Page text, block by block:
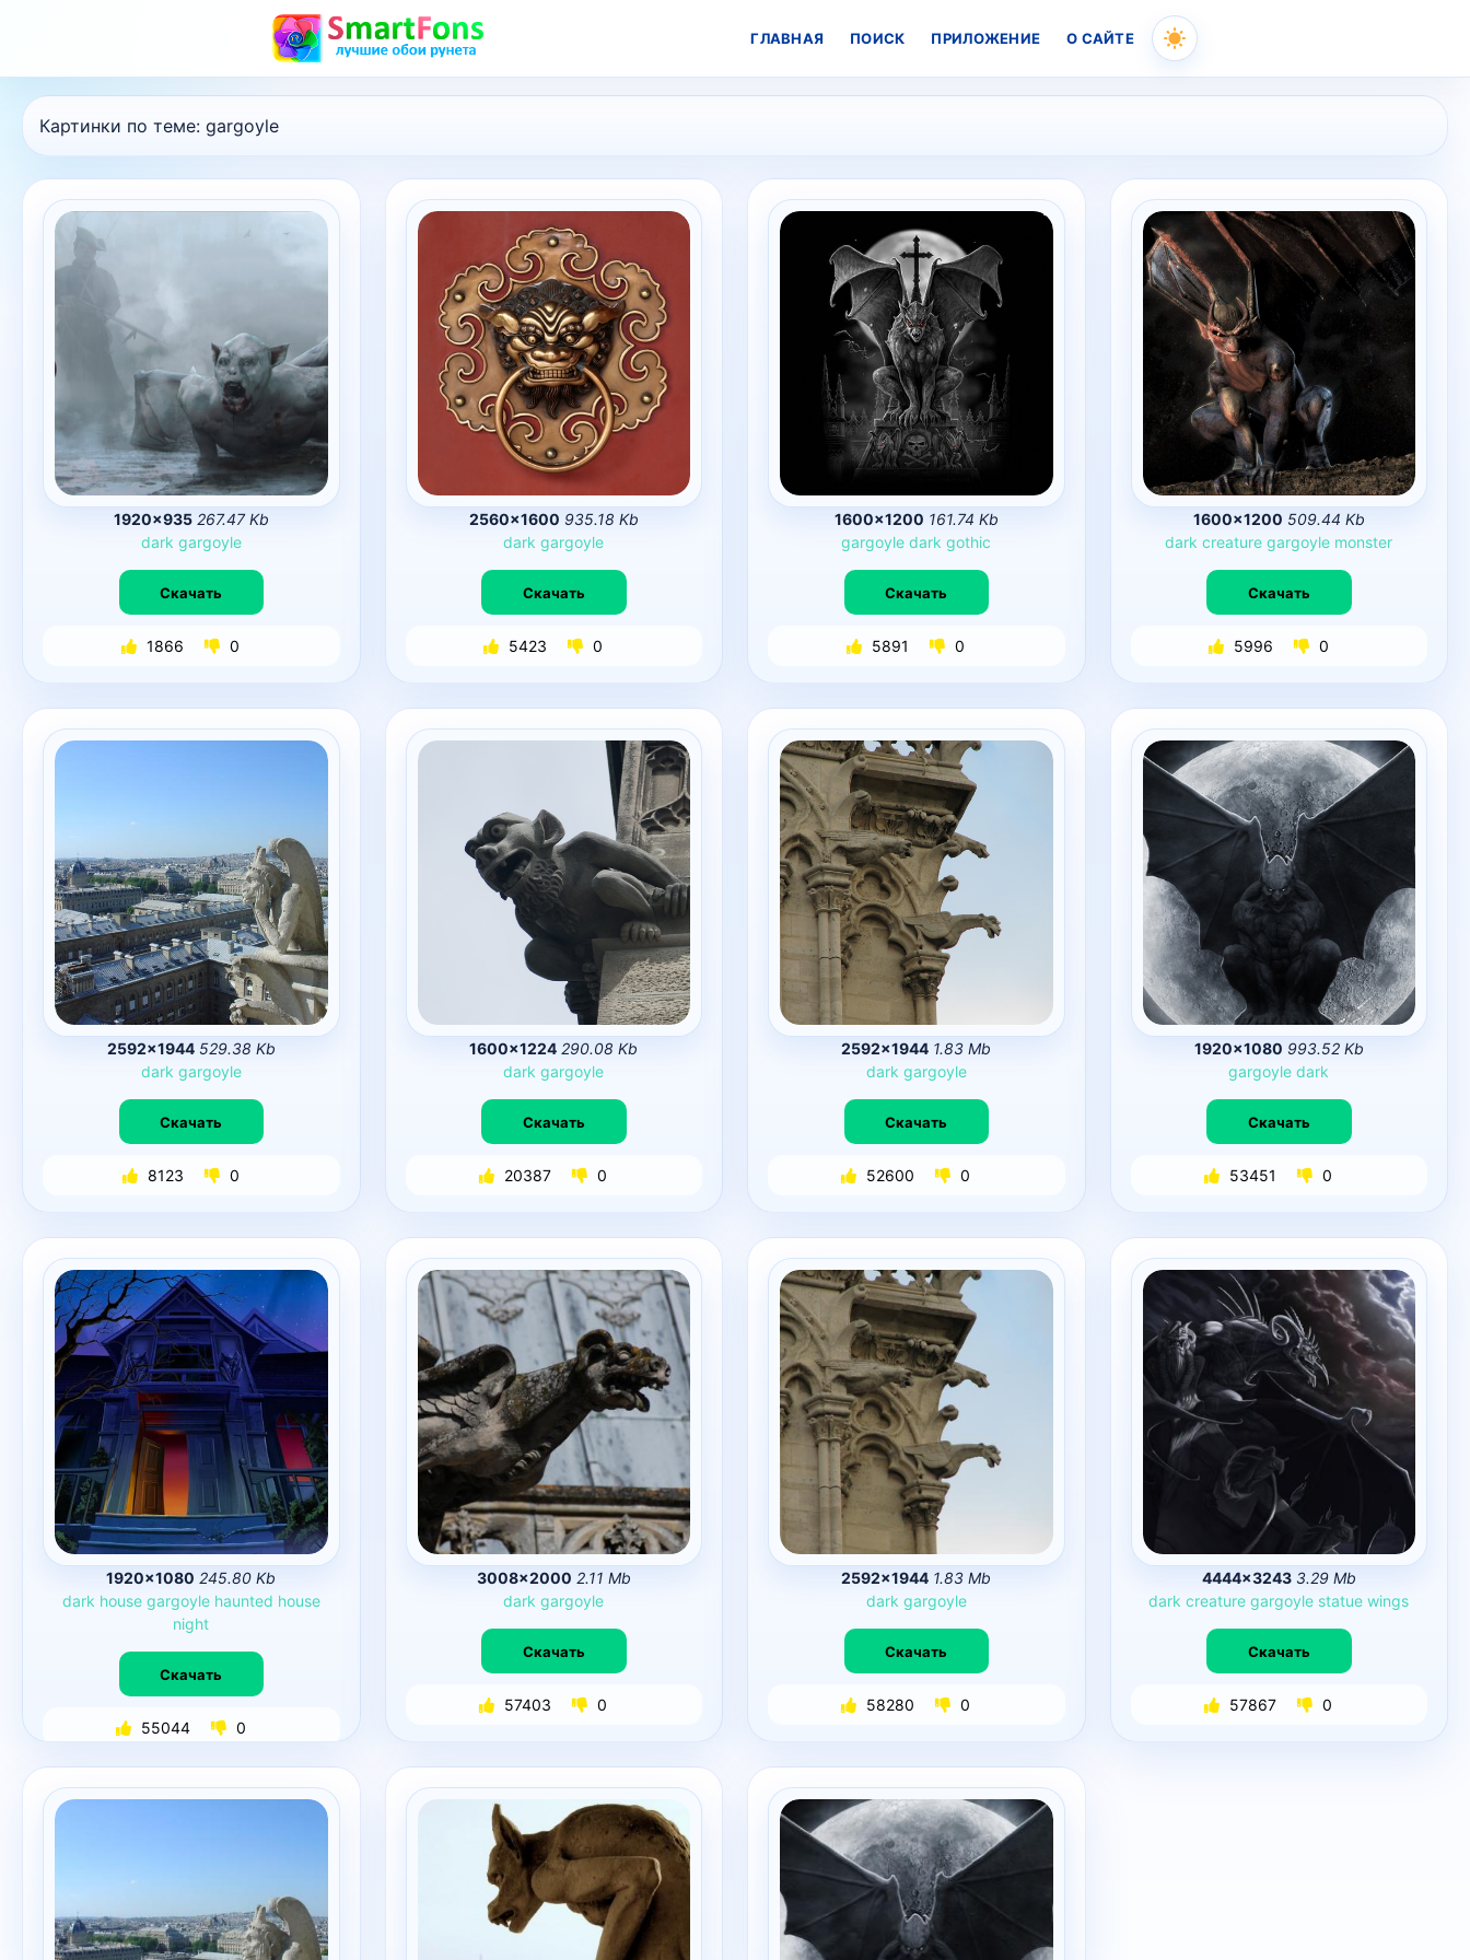
to
ГЛАВНАЯ ПОИСК ПРИЛОЖЕНИЕ О САЙТЕ
Картинки по теме: gargoyle
1920×935 267.47 Kb
dark gargoyle
Скачать
1866 0
2560×1600 935.18 Kb
dark gargoyle
Скачать
5423 0
1600×1200 161.74 Kb
gargoyle dark gothic
Скачать
5891 0
1600×1200 509.44 Kb
dark creature gargoyle monster
Скачать
5996 0
2592×1944 529.38 Kb
dark gargoyle
Скачать
8123 0
1600×1224 290.08 Kb
dark gargoyle
Скачать
20387 0
2592×1944 1.83 Mb
dark gargoyle
Скачать
52600 0
1920×1080 993.52 Kb
gargoyle dark
Скачать
53451 0
1920×1080 245.80 Kb
dark house gargoyle haunted house
night
Скачать
55044 0
3008×2000 2.11 Mb
dark gargoyle
Скачать
57403 0
2592×1944 1.83 Mb
dark gargoyle
Скачать
58280 0
4444×3243 3.29 Mb
dark creature gargoyle statue wings
Скачать
57867 0